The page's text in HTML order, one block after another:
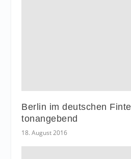
Berlin im deutschen
tonangebend
18. August 2016